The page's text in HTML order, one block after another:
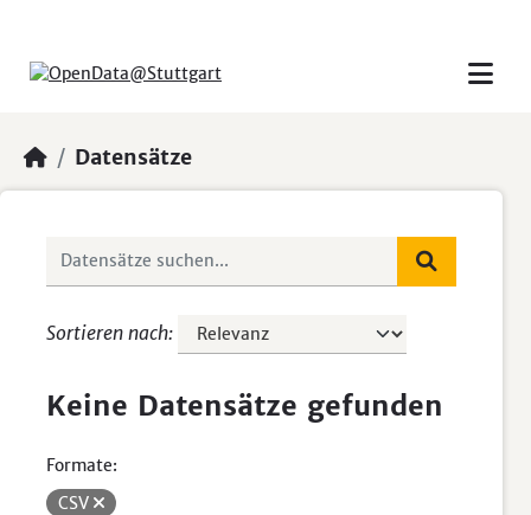
Datensätze
Sortieren nach
Keine Datensätze gefunden
Formate:
CSV